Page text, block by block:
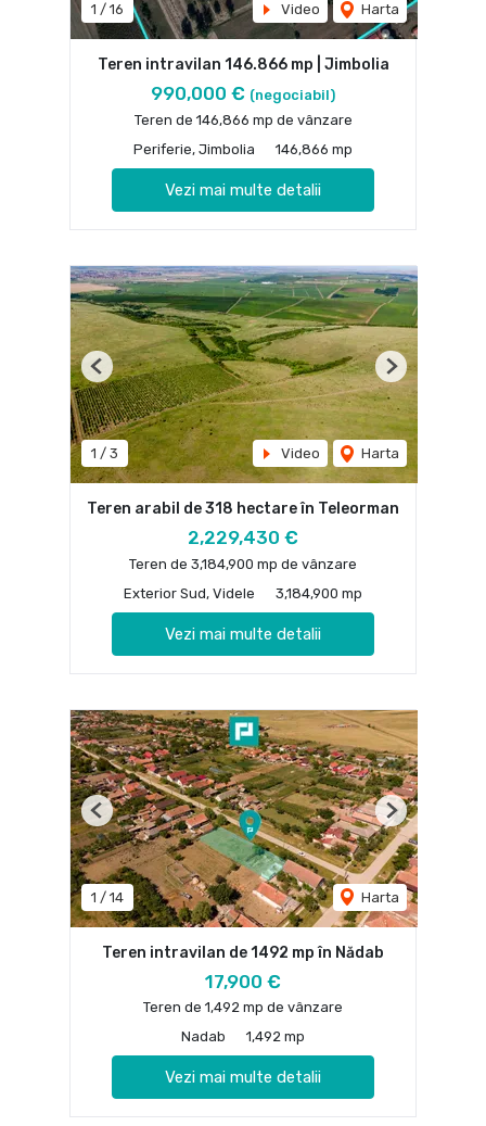
1 / 16 Video Harta
Teren intravilan 146.866 mp | Jimbolia
990,000 € (negociabil)
Teren de 146,866 mp de vânzare
Periferie, Jimbolia
146,866 mp
Vezi mai multe detalii
1 / 3 Video Harta
Previous Next
Teren arabil de 318 hectare în Teleorman
2,229,430 €
Teren de 3,184,900 mp de vânzare
Exterior Sud, Videle
3,184,900 mp
Vezi mai multe detalii
1 / 14 Harta
Previous Next
Teren intravilan de 1492 mp în Nădab
17,900 €
Teren de 1,492 mp de vânzare
Nadab
1,492 mp
Vezi mai multe detalii